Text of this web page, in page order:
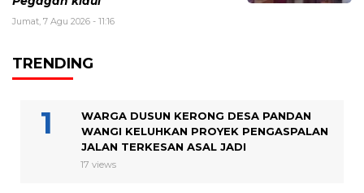
Jumat, 7 Agu 2026 - 11:16
TRENDING
WARGA DUSUN KERONG DESA PANDAN
WANGI KELUHKAN PROYEK PENGASPALAN
JALAN TERKESAN ASAL JADI
17 views